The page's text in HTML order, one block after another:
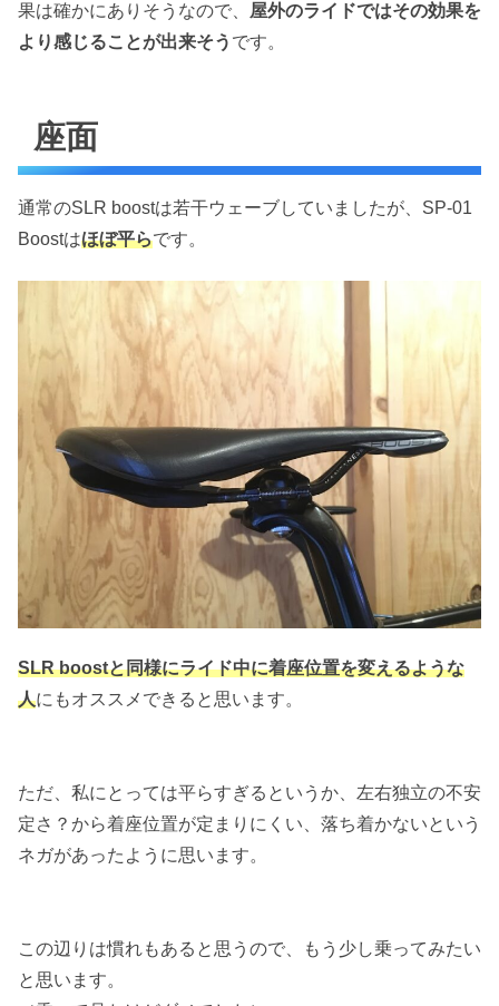
果は確かにありそうなので、 屋外のライドではその効果を
より感じることが出来そう です。
座面
通常のSLR boostは若干ウェーブしていましたが、SP-01
Boostはほぼ平らです。
SLR boostと同様にライド中に着座位置を変えるような
人にもオススメできると思います。
ただ、私にとっては平らすぎるというか、左右独立の不安
定さ？から着座位置が定まりにくい、落ち着かないという
ネガがあったように思います。
この辺りは慣れもあると思うので、もう少し乗ってみたい
と思います。